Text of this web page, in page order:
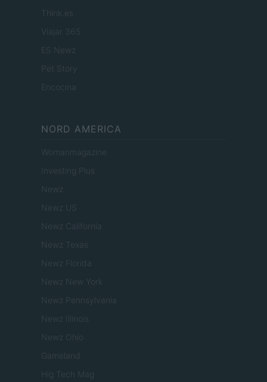
Think.es
Viajar 365
ES Newz
Pet Story
Encocina
NORD AMERICA
Womanmagazine
Investing Plus
Newz
Newz US
Newz California
Newz Texas
Newz Florida
Newz New York
Newz Pennsylvania
Newz Illinois
Newz Ohio
Gameland
Hig Tech Mag